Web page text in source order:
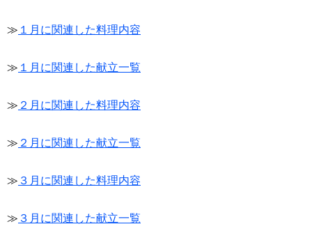
≫ １月に関連した料理内容
≫ １月に関連した献立一覧
≫ ２月に関連した料理内容
≫ ２月に関連した献立一覧
≫ ３月に関連した料理内容
≫ ３月に関連した献立一覧